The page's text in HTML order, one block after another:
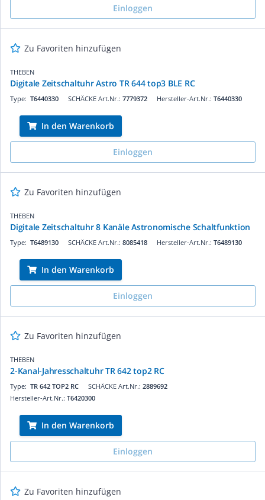
Einloggen
Zu Favoriten hinzufügen
THEBEN
Digitale Zeitschaltuhr Astro TR 644 top3 BLE RC
SCHÄCKE Art.Nr.: 7779372
Type: T6440330 Hersteller-Art.Nr.: T6440330
In den Warenkorb
Einloggen
Zu Favoriten hinzufügen
THEBEN
Digitale Zeitschaltuhr 8 Kanäle Astronomische Schaltfunktion
SCHÄCKE Art.Nr.: 8085418
Type: T6489130 Hersteller-Art.Nr.: T6489130
In den Warenkorb
Einloggen
Zu Favoriten hinzufügen
THEBEN
2-Kanal-Jahresschaltuhr TR 642 top2 RC
SCHÄCKE Art.Nr.: 2889692
Type: TR 642 TOP2 RC
Hersteller-Art.Nr.: T6420300
In den Warenkorb
Einloggen
Zu Favoriten hinzufügen